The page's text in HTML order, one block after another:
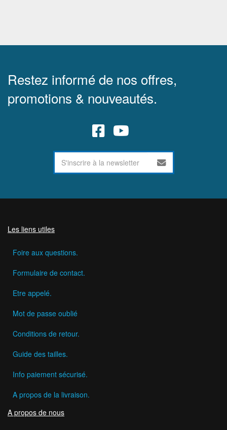
Restez informé de nos offres,
promotions & nouveautés.
Les liens utiles
Foire aux questions.
Formulaire de contact.
Etre appelé.
Mot de passe oublié
Conditions de retour.
Guide des tailles.
Info paiement sécurisé.
A propos de la livraison.
A propos de nous